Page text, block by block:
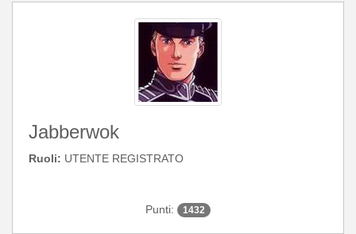
Jabberwok
Ruoli: UTENTE REGISTRATO
Punti: 1432